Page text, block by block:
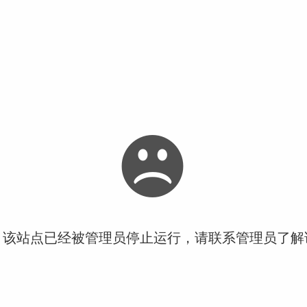
站点已经被管理员停止运行，请联系管理员了